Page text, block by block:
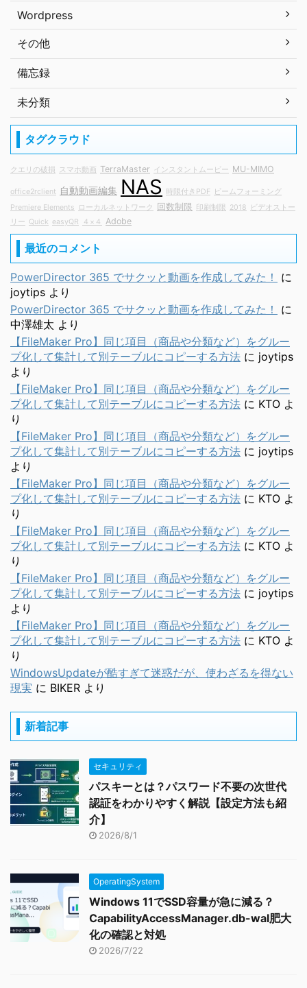
Wordpress
その他
備忘録
未分類
タグクラウド
クエリの破損 スマホ動画 TerraMaster インスタントムービー MU-MIMO
office2rclient 自動動画編集 NAS 時限付きPDF
ビームフォーミング
Premiere Elements
ローカルネットワーク 回数制限 印刷制限 2018
ビデオストー
リー Quick easyQR ４×４ Adobe
最近のコメント
PowerDirector 365 でサクッと動画を作成してみた！
に
joytips より
PowerDirector 365 でサクッと動画を作成してみた！
に
中澤雄太 より
【FileMaker Pro】同じ項目（商品や分類など）をグルー
プ化して集計して別テーブルにコピーする方法 に joytips
より
【FileMaker Pro】同じ項目（商品や分類など）をグルー
プ化して集計して別テーブルにコピーする方法 に KTO よ
り
【FileMaker Pro】同じ項目（商品や分類など）をグルー
プ化して集計して別テーブルにコピーする方法 に joytips
より
【FileMaker Pro】同じ項目（商品や分類など）をグルー
プ化して集計して別テーブルにコピーする方法 に KTO よ
り
【FileMaker Pro】同じ項目（商品や分類など）をグルー
プ化して集計して別テーブルにコピーする方法 に KTO よ
り
【FileMaker Pro】同じ項目（商品や分類など）をグルー
プ化して集計して別テーブルにコピーする方法 に joytips
より
【FileMaker Pro】同じ項目（商品や分類など）をグルー
プ化して集計して別テーブルにコピーする方法 に KTO よ
り
WindowsUpdateが酷すぎて迷惑だが、使わざるを得ない
現実 に BIKER より
新着記事
セキュリティ
パスキーとは？パスワード不要の次世代
認証をわかりやすく解説【設定方法も紹
介】
2026/8/1
OperatingSystem
Windows 11でSSD容量が急に減る？
CapabilityAccessManager.db-wal肥大
化の確認と対処
2026/7/22